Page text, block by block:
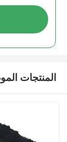
المنتجات